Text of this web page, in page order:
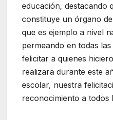
educación, destacando
constituye un órgano
que es ejemplo a nivel
permeando en todas
felicitar a quienes
realizara durante este
escolar, nuestra
reconocimiento a todos